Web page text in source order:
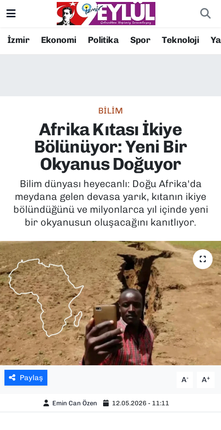
İzmir Ekonomi Politika Spor Teknoloji
BİLİM
Afrika Kıtası İkiye
Bölünüyor: Yeni Bir
Okyanus Doğuyor
Bilim dünyası heyecanlı: Doğu Afrika'da
meydana gelen devasa yarık, kıtanın ikiye
bölündüğünü ve milyonlarca yıl içinde yeni
bir okyanusun oluşacağını kanıtlıyor.
Paylaş A- A+
Emin Can Özen 12.05.2026 - 11:11
Resmi İlanlar
EKONOMİ
KÜLTÜR SANAT
MAGAZİN
POLİTİKA
SAĞLIK
SPOR
TEKNOLOJİ
YAŞAM
YEREL YÖNETİMLER
Konak Nöbetçi Eczaneler
Süper Lig Puan Durumu ve Fikstür
Tüm Manşetler
Son Dakika Haberleri
Haber Arşivi